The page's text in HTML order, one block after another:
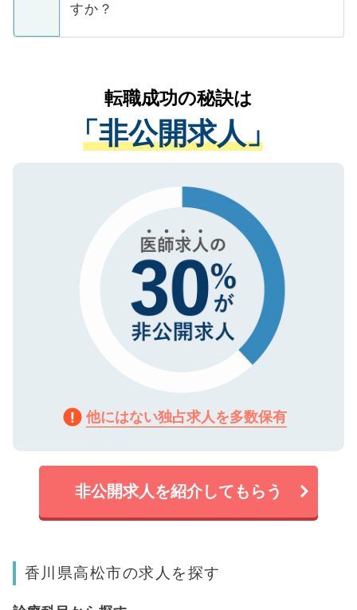
ています。
支援を目的に使用いたします。お預かりし
ているすべての個人データはご本人の許可
は、個人情報の取り扱いについての厳密な
管理基準を満たした事業者のみに付与され
る、プライバシーマークを取得済みです。
ご登録いただいた個人情報は、SSL（デー
で、機密保持に関してもご安心ください。
すか？
かがいして、現在の医療機関の状況や紹介
経験をまじえながら、適切なアドバイスを
させていただきます。すぐにご転職をされ
ない方には、長期的なサポートが可能です
ので、まずはご登録ください。
転職成功の秘訣は
「非公開求人」
他にはない独占求人を多数保有
非公開求人を紹介してもらう
香川県高松市の求人を探す